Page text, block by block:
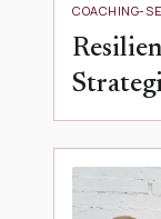
COACHING-